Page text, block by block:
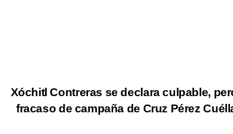
Xóchitl Contreras se declara culpable,
fracaso de campaña de Cruz Pérez